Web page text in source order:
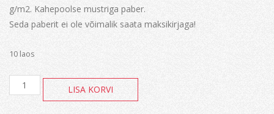
g/m2. Kahepoolse mustriga paber.
Seda paberit ei ole võimalik saata maksikirjaga!
10 laos
Watermelon
Friends
LISA KORVI